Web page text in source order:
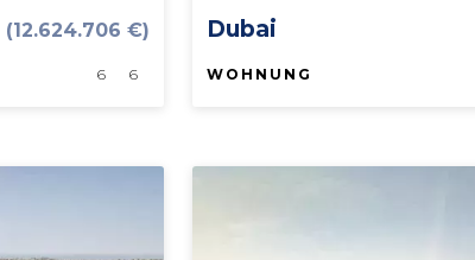
(12.624.706 €)
6 6
Dubai
WOHNUNG